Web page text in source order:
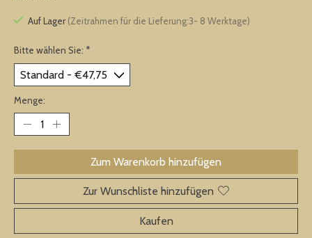
Auf Lager (Zeitrahmen für die Lieferung:3- 8 Werktage)
Bitte wählen Sie: *
Menge:
Zum Warenkorb hinzufügen
Zur Wunschliste hinzufügen
Kaufen